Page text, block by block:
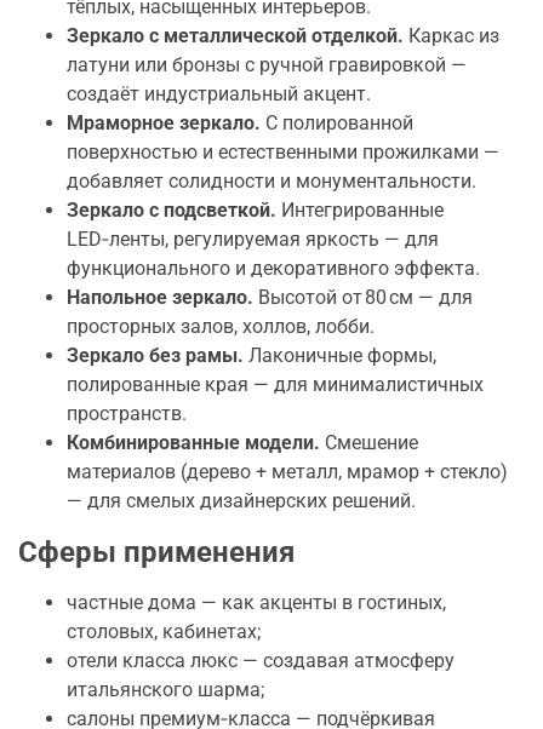
тёплых, насыщенных интерьеров.
Зеркало с металлической отделкой. Каркас из
латуни или бронзы с ручной гравировкой —
создаёт индустриальный акцент.
Мраморное зеркало. С полированной
поверхностью и естественными прожилками —
добавляет солидности и монументальности.
Зеркало с подсветкой. Интегрированные
LED‑ленты, регулируемая яркость — для
функционального и декоративного эффекта.
Напольное зеркало. Высотой от 80 см — для
просторных залов, холлов, лобби.
Зеркало без рамы. Лаконичные формы,
полированные края — для минималистичных
пространств.
Комбинированные модели. Смешение
материалов (дерево + металл, мрамор + стекло)
— для смелых дизайнерских решений.
Сферы применения
частные дома — как акценты в гостиных,
столовых, кабинетах;
отели класса люкс — создавая атмосферу
итальянского шарма;
салоны премиум‑класса — подчёркивая